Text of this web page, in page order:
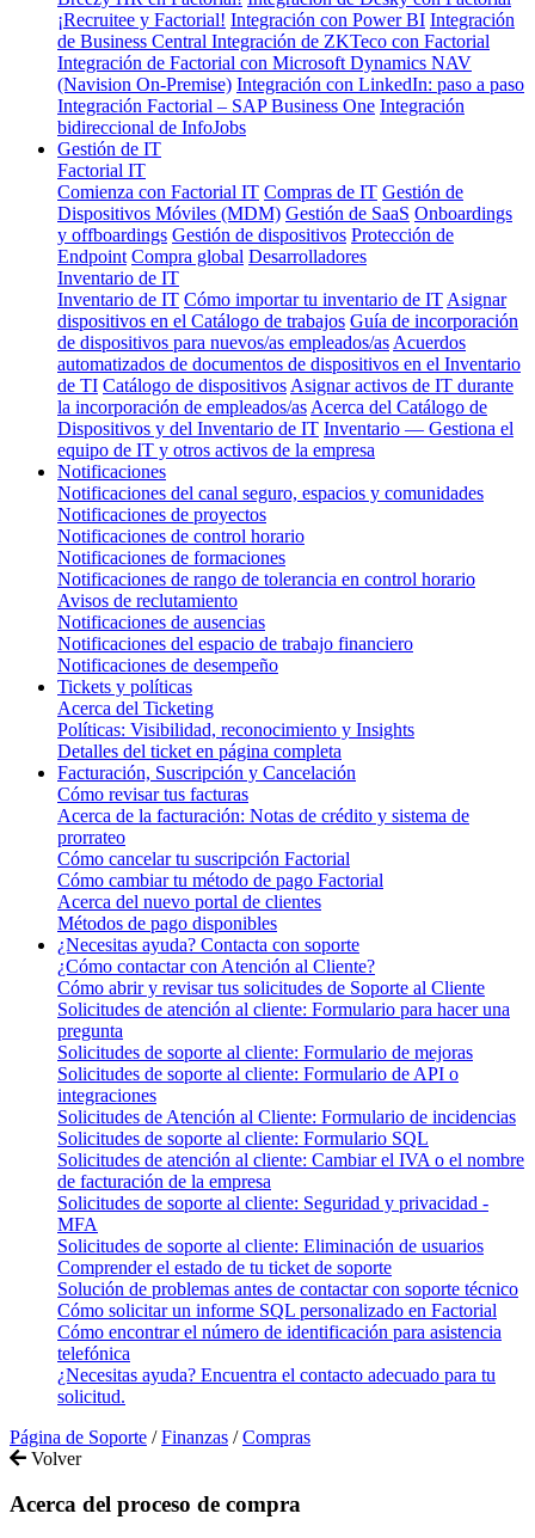
¡Recruitee y Factorial! Integración con Power BI Integración
de Business Central Integración de ZKTeco con Factorial
Integración de Factorial con Microsoft Dynamics NAV
(Navision On-Premise) Integración con LinkedIn: paso a paso
Integración Factorial – SAP Business One Integración
bidireccional de InfoJobs
Gestión de IT
Factorial IT
Comienza con Factorial IT Compras de IT Gestión de
Dispositivos Móviles (MDM) Gestión de SaaS Onboardings
y offboardings Gestión de dispositivos Protección de
Endpoint Compra global Desarrolladores
Inventario de IT
Inventario de IT Cómo importar tu inventario de IT Asignar
dispositivos en el Catálogo de trabajos Guía de incorporación
de dispositivos para nuevos/as empleados/as Acuerdos
automatizados de documentos de dispositivos en el Inventario
de TI Catálogo de dispositivos Asignar activos de IT durante
la incorporación de empleados/as Acerca del Catálogo de
Dispositivos y del Inventario de IT Inventario — Gestiona el
equipo de IT y otros activos de la empresa
Notificaciones
Notificaciones del canal seguro, espacios y comunidades
Notificaciones de proyectos
Notificaciones de control horario
Notificaciones de formaciones
Notificaciones de rango de tolerancia en control horario
Avisos de reclutamiento
Notificaciones de ausencias
Notificaciones del espacio de trabajo financiero
Notificaciones de desempeño
Tickets y políticas
Acerca del Ticketing
Políticas: Visibilidad, reconocimiento y Insights
Detalles del ticket en página completa
Facturación, Suscripción y Cancelación
Cómo revisar tus facturas
Acerca de la facturación: Notas de crédito y sistema de
prorrateo
Cómo cancelar tu suscripción Factorial
Cómo cambiar tu método de pago Factorial
Acerca del nuevo portal de clientes
Métodos de pago disponibles
¿Necesitas ayuda? Contacta con soporte
¿Cómo contactar con Atención al Cliente?
Cómo abrir y revisar tus solicitudes de Soporte al Cliente
Solicitudes de atención al cliente: Formulario para hacer una
pregunta
Solicitudes de soporte al cliente: Formulario de mejoras
Solicitudes de soporte al cliente: Formulario de API o
integraciones
Solicitudes de Atención al Cliente: Formulario de incidencias
Solicitudes de soporte al cliente: Formulario SQL
Solicitudes de atención al cliente: Cambiar el IVA o el nombre
de facturación de la empresa
Solicitudes de soporte al cliente: Seguridad y privacidad -
MFA
Solicitudes de soporte al cliente: Eliminación de usuarios
Comprender el estado de tu ticket de soporte
Solución de problemas antes de contactar con soporte técnico
Cómo solicitar un informe SQL personalizado en Factorial
Cómo encontrar el número de identificación para asistencia
telefónica
¿Necesitas ayuda? Encuentra el contacto adecuado para tu
solicitud.
Página de Soporte / Finanzas / Compras
Volver
Acerca del proceso de compra